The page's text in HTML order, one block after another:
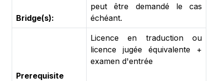
Bridge(s):
peut être demandé le cas
échéant.
Prerequisite
Licence en traduction ou
licence jugée équivalente +
examen d'entrée